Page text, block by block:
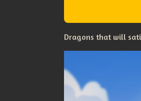
Dragons that will